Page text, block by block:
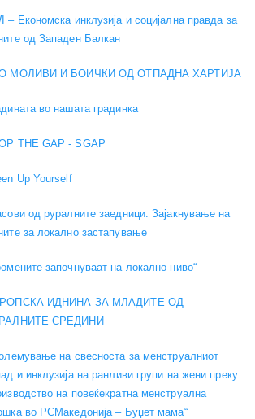
– Економска инклузија и социјална правда за
од Западен Балкан
МОЛИВИ И БОИЧКИ ОД ОТПАДНА ХАРТИЈА
во нашата градинка
THE GAP - SGAP
Up Yourself
од руралните заедници: Зајакнување на
за локално застапување
започнуваат на локално ниво“
ИДНИНА ЗА МЛАДИТЕ ОД
СРЕДИНИ
на свесноста за менструалниот
и инклузија на ранливи групи на жени преку
на повеќекратна менструална
во РСМакедонија – Буџет мама“